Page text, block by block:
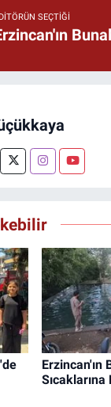
SEÇTIĞI
Erzincan'ın